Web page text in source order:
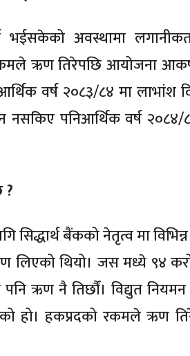
भईसकेको अवस्थामा
ऋण तिरेपछि आयोजना
वर्ष २०८३/८४ मा लाभांश
नसकिए पनिआर्थिक वर्ष २०८४/
सिद्धार्थ बैंकको नेतृत्व मा
थियो। जस मध्ये ९४
ऋण नै तिर्छौं। विद्युत
हो। हकप्रदको रकमले ऋण